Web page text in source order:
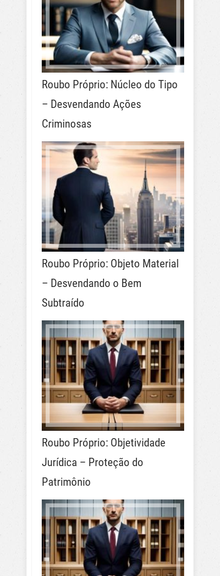
Roubo Próprio: Núcleo do Tipo
– Desvendando Ações
Criminosas
Roubo Próprio: Objeto Material
– Desvendando o Bem
Subtraído
Roubo Próprio: Objetividade
Jurídica – Proteção do
Patrimônio